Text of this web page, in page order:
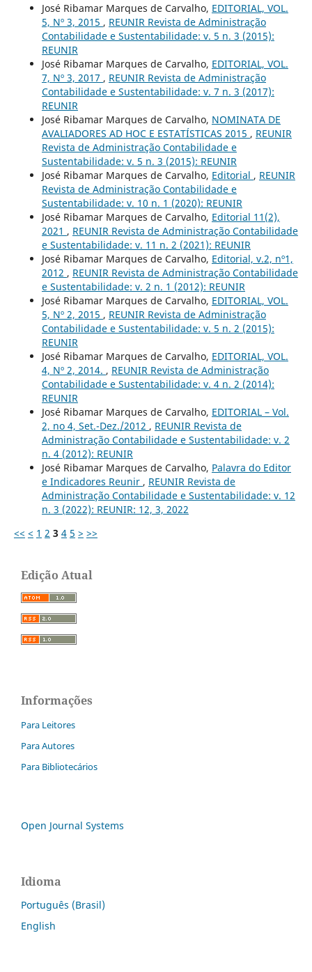
José Ribamar Marques de Carvalho, EDITORIAL, VOL.
5, Nº 3, 2015 , REUNIR Revista de Administração
Contabilidade e Sustentabilidade: v. 5 n. 3 (2015):
REUNIR
José Ribamar Marques de Carvalho, EDITORIAL, VOL.
7, Nº 3, 2017 , REUNIR Revista de Administração
Contabilidade e Sustentabilidade: v. 7 n. 3 (2017):
REUNIR
José Ribamar Marques de Carvalho, NOMINATA DE
AVALIADORES AD HOC E ESTATÍSTICAS 2015 , REUNIR
Revista de Administração Contabilidade e
Sustentabilidade: v. 5 n. 3 (2015): REUNIR
José Ribamar Marques de Carvalho, Editorial , REUNIR
Revista de Administração Contabilidade e
Sustentabilidade: v. 10 n. 1 (2020): REUNIR
José Ribamar Marques de Carvalho, Editorial 11(2),
2021 , REUNIR Revista de Administração Contabilidade
e Sustentabilidade: v. 11 n. 2 (2021): REUNIR
José Ribamar Marques de Carvalho, Editorial, v.2, nº1,
2012 , REUNIR Revista de Administração Contabilidade
e Sustentabilidade: v. 2 n. 1 (2012): REUNIR
José Ribamar Marques de Carvalho, EDITORIAL, VOL.
5, Nº 2, 2015 , REUNIR Revista de Administração
Contabilidade e Sustentabilidade: v. 5 n. 2 (2015):
REUNIR
José Ribamar Marques de Carvalho, EDITORIAL, VOL.
4, Nº 2, 2014. , REUNIR Revista de Administração
Contabilidade e Sustentabilidade: v. 4 n. 2 (2014):
REUNIR
José Ribamar Marques de Carvalho, EDITORIAL – Vol.
2, no 4, Set.-Dez./2012 , REUNIR Revista de
Administração Contabilidade e Sustentabilidade: v. 2
n. 4 (2012): REUNIR
José Ribamar Marques de Carvalho, Palavra do Editor
e Indicadores Reunir , REUNIR Revista de
Administração Contabilidade e Sustentabilidade: v. 12
n. 3 (2022): REUNIR: 12, 3, 2022
<< < 1 2 3 4 5 > >>
Edição Atual
Informações
Para Leitores
Para Autores
Para Bibliotecários
Open Journal Systems
Idioma
Português (Brasil)
English